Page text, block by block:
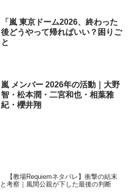
「嵐 東京ドーム2026、終わった
後どうやって帰ればいい？困りご
と
嵐 メンバー 2026年の活動｜大野
智・松本潤・二宮和也・相葉雅
紀・櫻井翔
【教場Requiemネタバレ】衝撃の結末
と考察｜風間公親が下した最後の判断